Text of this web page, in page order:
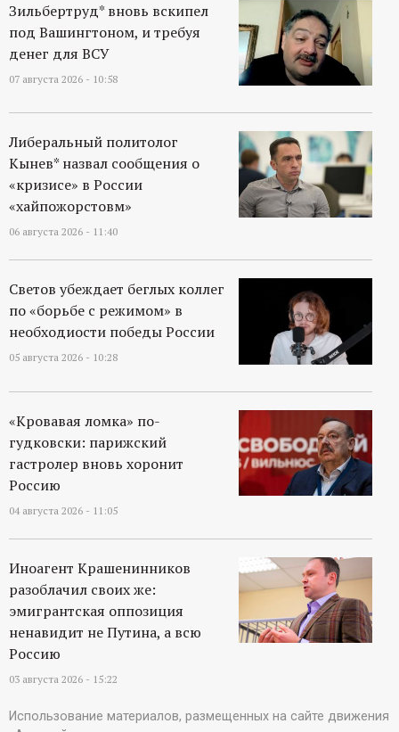
Зильбертруд* вновь вскипел
под Вашингтоном, и требуя
денег для ВСУ
07 августа 2026 - 10:58
Либеральный политолог
Кынев* назвал сообщения о
«кризисе» в России
«хайпожорстовм»
06 августа 2026 - 11:40
Светов убеждает беглых коллег
по «борьбе с режимом» в
необходиости победы России
05 августа 2026 - 10:28
«Кровавая ломка» по-
гудковски: парижский
гастролер вновь хоронит
Россию
04 августа 2026 - 11:05
Иноагент Крашенинников
разоблачил своих же:
эмигрантская оппозиция
ненавидит не Путина, а всю
Россию
03 августа 2026 - 15:22
Использование материалов, размещенных на сайте движения